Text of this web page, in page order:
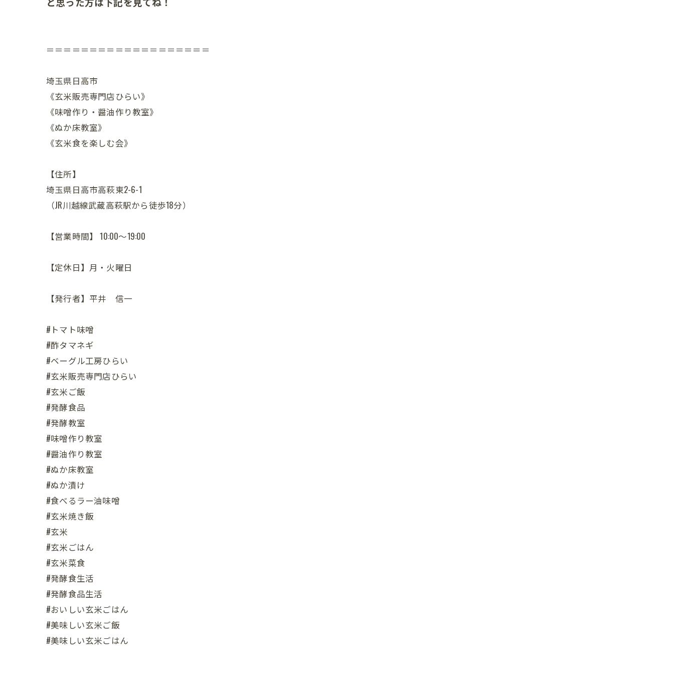
＝＝＝＝＝＝＝＝＝＝＝＝＝＝＝＝＝＝＝
埼玉県日高市
《玄米販売専門店ひらい》
《味噌作り・醤油作り教室》
《ぬか床教室》
《玄米食を楽しむ会》
【住所】
埼玉県日高市高萩東2-6-1
（JR川越線武蔵高萩駅から徒歩18分）
【営業時間】 10:00～19:00
【定休日】月・火曜日
【発行者】平井 信一
#トマト味噌
#酢タマネギ
#ベーグル工房ひらい
#玄米販売専門店ひらい
#玄米ご飯
#発酵食品
#発酵教室
#味噌作り教室
#醤油作り教室
#ぬか床教室
#ぬか漬け
#食べるラー油味噌
#玄米焼き飯
#玄米
#玄米ごはん
#玄米菜食
#発酵食生活
#発酵食品生活
#おいしい玄米ごはん
#美味しい玄米ご飯
#美味しい玄米ごはん